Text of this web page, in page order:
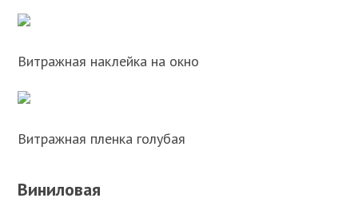
Витражная наклейка на окно
Витражная пленка голубая
Виниловая